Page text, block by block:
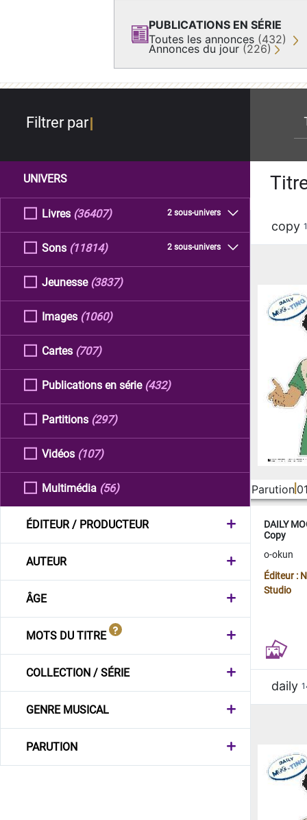
PUBLICATIONS EN SÉRIE
Toutes les annonces (432)
Annonces du jour (226)
Filtrer par
UNIVERS
Livres 2 sous-univers
(36407)
Sons 2 sous-univers
(11814)
Jeunesse (3837)
Images (1060)
Cartes (707)
Publications en série (432)
Partitions (297)
Vidéos (107)
Multimédia (56)
ÉDITEUR / PRODUCTEUR
AUTEUR
ÂGE
MOTS DU TITRE
COLLECTION / SÉRIE
GENRE MUSICAL
PARUTION
copy
Parution
DAILY
Copy
o-okun
Éditeur :
Studio
daily